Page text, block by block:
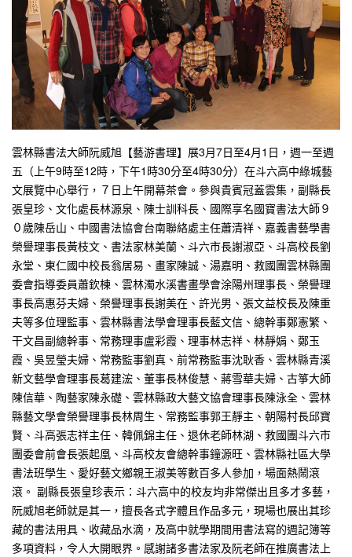
雲林縣書法大師阮威旭【藝游書理】展3月7日至4月1日，週一至週
五（上午9時至12時，下午1時30分至4時30分）在斗六高中綠城藝
文展覽中心舉行，７日上午開幕茶會。參與貴賓冠蓋雲集，副縣長
張皇珍、文化處長林源泉、陳士訓科長、國際享名國寶書法大師９
０歲陳岳山、中國書法協會台南聯絡處主任蕭清祥、嘉義書藝學書
榮譽理事長黃枝文、書法家林美蘭、斗六市長謝淑亞、斗高校長劉
永堂、東仁國中校長翁居易、畫家陳誠、湯嘉明、救國團雲林縣團
委會指導委員蕭欽棟、雲林濁水溪書畫學會涂陽州理事長、榮譽理
事長高惠芬夫婦、榮譽理事長謝美在、許光男、張文益校長及陳重
夫等多位理監事、雲林縣書法學會理事長藍文信、總幹事鄭憲繁、
干文昌副總幹事、常務理事盧彩霞、理事林志祥、林靜娟、鄭玉
霞、吳昱瑩夫婦、常務監事劉真、前常務監事沈耿香、雲林縣青溪
新文藝學會理事長葛建浤、董事長林俊慧、蔣雪華夫婦、古箏大師
陳信華、陶藝家陳永礎、雲林縣政大藝文協會理事長陳泳全、雲林
縣藝文學會榮譽理事長林周生、常務監事郭王靜主、朝陽村長邱寶
賢、斗高張志祥主任、韓佩錦主任、退休老師林湖、救國團斗六市
團委會前會長張起凰、斗高校友會總幹事鐘源旺、雲林縣社區大學
書法班學生、愛好藝文鄉親王淑美等數百多人參加，場面熱鬧滾
滾。 副縣長張皇珍表示：斗六高中的校友均非常傑出且多才多藝，
阮威旭老師就是其一，擅長各式字體且作品多元，現場也展出其珍
藏的書法用具、收藏品水滴，及高中就學期間用書法寫的週記簿等
多項資料，令人大開眼界。感謝諸多書法家及阮老師在推廣書法上